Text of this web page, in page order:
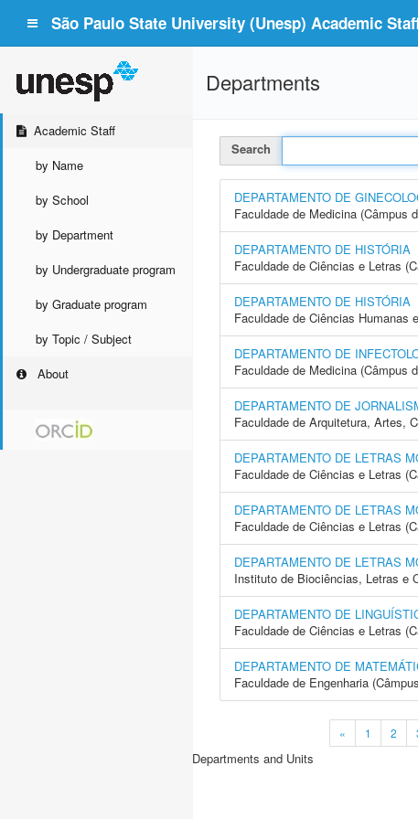
São Paulo State University (Unesp) Academic
Academic Staff
by Name
by School
by Department
by Undergraduate program
by Graduate program
by Topic / Subject
About
Departments
Search
DEPARTAMENTO DE
Faculdade de Medicina (Câmpus
DEPARTAMENTO DE HISTÓRIA
Faculdade de Ciências e Letras
DEPARTAMENTO DE HISTÓRIA
Faculdade de Ciências Humanas
DEPARTAMENTO DE
Faculdade de Medicina (Câmpus
DEPARTAMENTO DE
Faculdade de Arquitetura, Artes,
DEPARTAMENTO DE LETRAS
Faculdade de Ciências e Letras
DEPARTAMENTO DE LETRAS
Faculdade de Ciências e Letras
DEPARTAMENTO DE LETRAS
Instituto de Biociências, Letras e
DEPARTAMENTO DE
Faculdade de Ciências e Letras
DEPARTAMENTO DE
Faculdade de Engenharia
« 1 2
Departments and Units